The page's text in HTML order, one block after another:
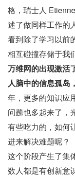
格，瑞士人
述了做同样工作的
看到除了学习以前
相互碰撞存储于我
万维网的出现激活
人脑中的信息孤岛
年，更多的知识应
问题也多起来了，
有些吃力的，如何
进来解决难题呢？
这个阶段产生了集
数人都是有创新意